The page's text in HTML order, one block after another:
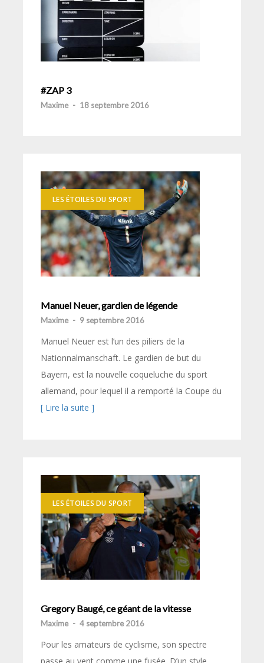
#ZAP 3
Maxime - 18 septembre 2016
LES ÉTOILES DU SPORT
Manuel Neuer, gardien de légende
Maxime - 9 septembre 2016
Manuel Neuer est l’un des piliers de la
Nationnalmanschaft. Le gardien de but du
Bayern, est la nouvelle coqueluche du sport
allemand, pour lequel il a remporté la Coupe du
[ Lire la suite ]
LES ÉTOILES DU SPORT
Gregory Baugé, ce géant de la vitesse
Maxime - 4 septembre 2016
Pour les amateurs de cyclisme, son spectre